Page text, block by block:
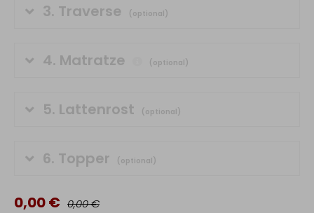
3. Traverse (optional)
4. Matratze (optional)
5. Lattenrost (optional)
6. Topper (optional)
0,00 € 0,00 €